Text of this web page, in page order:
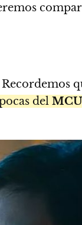
Recordemos
del MCU